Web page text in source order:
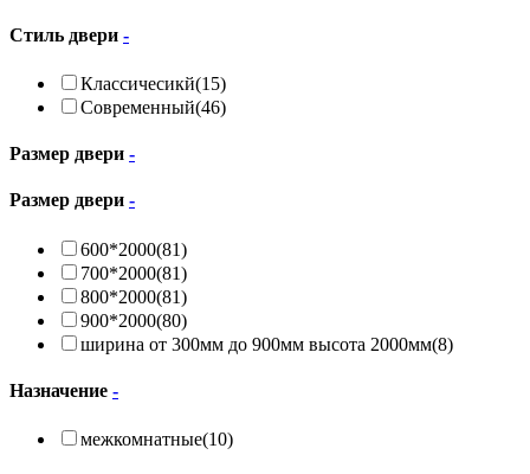
Стиль двери -
Классичесикй(15)
Современный(46)
Размер двери -
Размер двери -
600*2000(81)
700*2000(81)
800*2000(81)
900*2000(80)
ширина от 300мм до 900мм высота 2000мм(8)
Назначение -
межкомнатные(10)